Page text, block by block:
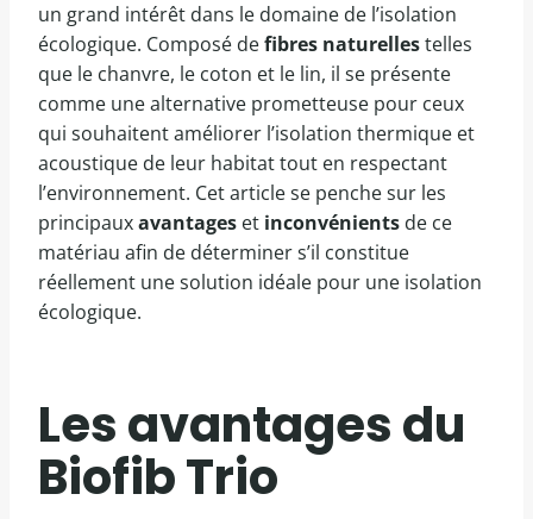
un grand intérêt dans le domaine de l’isolation
écologique. Composé defibres naturellestelles
que le chanvre, le coton et le lin, il se présente
comme une alternative prometteuse pour ceux
qui souhaitent améliorer l’isolation thermique et
acoustique de leur habitat tout en respectant
l’environnement. Cet article se penche sur les
principauxavantages et inconvénients de ce
matériau afin de déterminer s’il constitue
réellement une solution idéale pour une isolation
écologique.
Les avantages du
Biofib Trio